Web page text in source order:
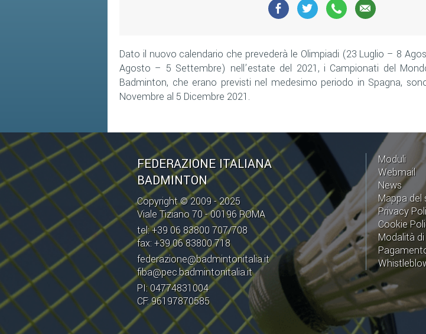
Dato il nuovo calendario che prevederà le Olimpiadi (23 Luglio – 8
Agosto – 5 Settembre) nell’estate del 2021, i Campionati del
Badminton, che erano previsti nel medesimo periodo in Spagna,
Novembre al 5 Dicembre 2021.
FEDERAZIONE ITALIANA
BADMINTON
Copyright © 2009 - 2025
Viale Tiziano 70 - 00196 ROMA
tel: +39 06 83800 707/708
fax: +39 06 83800 718
federazione@badmintonitalia.it
fiba@pec.badmintonitalia.it
PI: 04774831004
CF: 96197870585
Moduli
Webmail
News
Mappa del
Privacy
Cookie
Modalità di